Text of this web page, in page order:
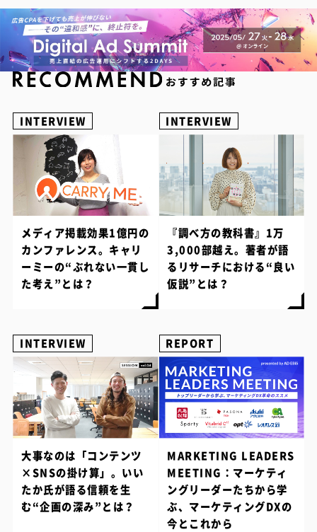
INTERVIEW
メディア掲載効果1億円の
カンファレンス。キャリ
ーミーの“ぶれない一貫し
た考え”とは？
INTERVIEW
『調べ方の教科書』1万
3,000部越え。著者が語
るリサーチにおける“良い
仮説”とは？
INTERVIEW
大事なのは「コンテンツ
×SNSの掛け算」。いい
たか氏が語る信頼を生
む“企画の深み”とは？
REPORT
MARKETING LEADERS
MEETING：マーケティ
ングリーダーたちから学
ぶ、マーケティングDXの
今とこれから